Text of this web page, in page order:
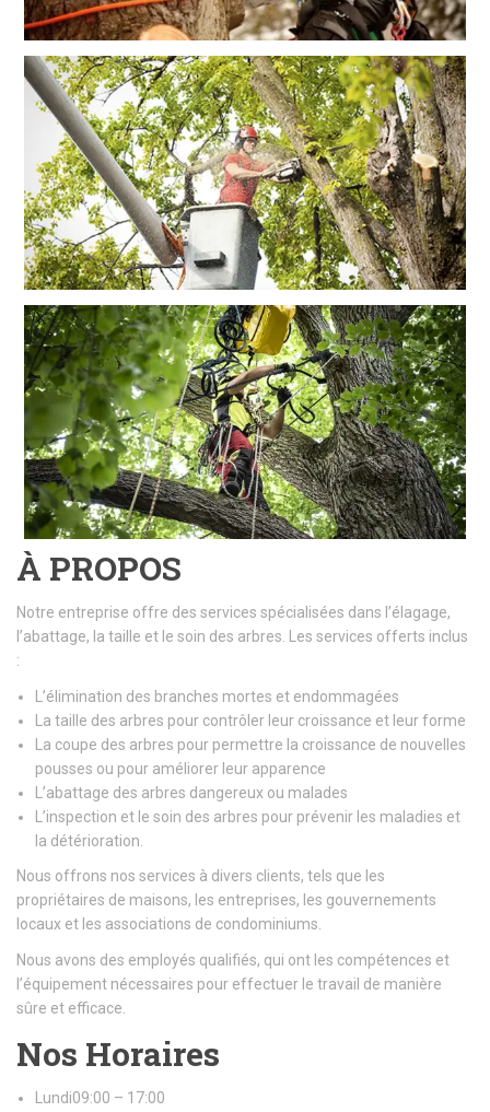
À PROPOS
Notre entreprise offre des services spécialisées dans l’élagage,
l’abattage, la taille et le soin des arbres. Les services offerts inclus
:
L’élimination des branches mortes et endommagées
La taille des arbres pour contrôler leur croissance et leur forme
La coupe des arbres pour permettre la croissance de nouvelles
pousses ou pour améliorer leur apparence
L’abattage des arbres dangereux ou malades
L’inspection et le soin des arbres pour prévenir les maladies et
la détérioration.
Nous offrons nos services à divers clients, tels que les
propriétaires de maisons, les entreprises, les gouvernements
locaux et les associations de condominiums.
Nous avons des employés qualifiés, qui ont les compétences et
l’équipement nécessaires pour effectuer le travail de manière
sûre et efficace.
Nos Horaires
Lundi09:00 – 17:00